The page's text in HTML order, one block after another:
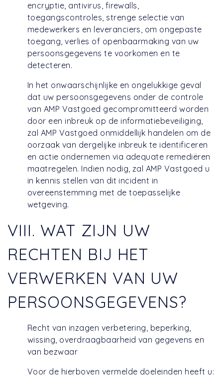
encryptie, antivirus, firewalls,
toegangscontroles, strenge selectie van
medewerkers en leveranciers, om ongepaste
toegang, verlies of openbaarmaking van uw
persoonsgegevens te voorkomen en te
detecteren.
In het onwaarschijnlijke en ongelukkige geval
dat uw persoonsgegevens onder de controle
van AMP Vastgoed gecompromitteerd worden
door een inbreuk op de informatiebeveiliging,
zal AMP Vastgoed onmiddellijk handelen om de
oorzaak van dergelijke inbreuk te identificeren
en actie ondernemen via adequate remediëren
maatregelen. Indien nodig, zal AMP Vastgoed u
in kennis stellen van dit incident in
overeenstemming met de toepasselijke
wetgeving.
VIII. WAT ZIJN UW
RECHTEN BIJ HET
VERWERKEN VAN UW
PERSOONSGEGEVENS?
Recht van inzagen verbetering, beperking,
wissing, overdraagbaarheid van gegevens en
van bezwaar
Voor de hierboven vermelde doeleinden heeft u: